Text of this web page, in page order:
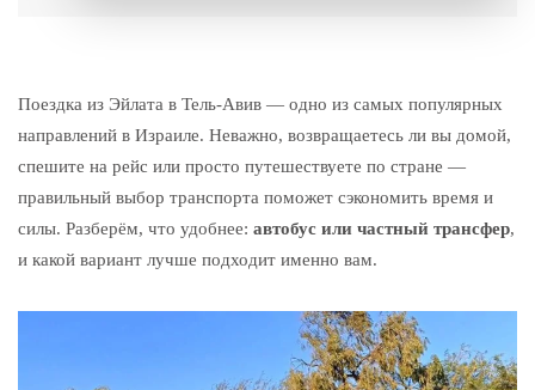
Поездка из Эйлата в Тель-Авив — одно из самых популярных
направлений в Израиле. Неважно, возвращаетесь ли вы домой,
спешите на рейс или просто путешествуете по стране —
правильный выбор транспорта поможет сэкономить время и
силы. Разберём, что удобнее: автобус или частный трансфер,
и какой вариант лучше подходит именно вам.